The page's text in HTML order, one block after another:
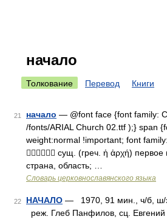
начало
Толкование Перевод Книги
21 начало — @font face {font family:
/fonts/ARIAL Church 02.ttf );} span
weight:normal !important; font
 сущ. (греч. ἡ ἀρχή) первое
страна, область; …
Словарь церковнославянского языка
22 НАЧАЛО — 1970, 91 мин., ч/б, ш/
реж. Глеб Панфилов, сц. Евгений